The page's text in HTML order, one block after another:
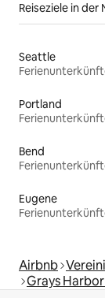
Reiseziele in der
Seattle
Portland
Bend
Eugene
Airbnb
Grays